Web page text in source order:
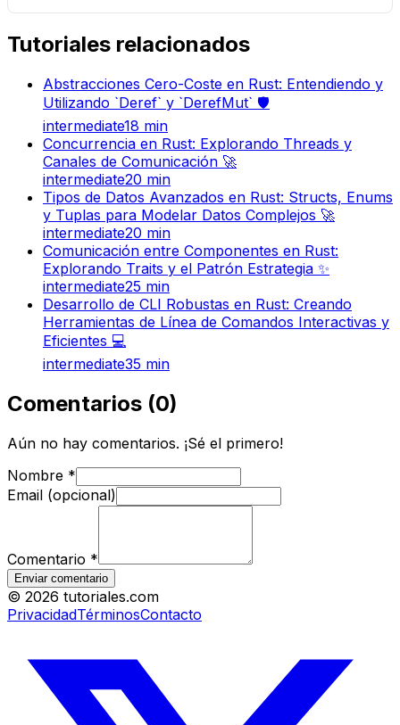
Tutoriales relacionados
Abstracciones Cero-Coste en Rust: Entendiendo y
Utilizando `Deref` y `DerefMut` 🛡️
intermediate18 min
Concurrencia en Rust: Explorando Threads y
Canales de Comunicación 🚀
intermediate20 min
Tipos de Datos Avanzados en Rust: Structs, Enums
y Tuplas para Modelar Datos Complejos 🚀
intermediate20 min
Comunicación entre Componentes en Rust:
Explorando Traits y el Patrón Estrategia ✨
intermediate25 min
Desarrollo de CLI Robustas en Rust: Creando
Herramientas de Línea de Comandos Interactivas y
Eficientes 💻
intermediate35 min
Comentarios (0)
Aún no hay comentarios. ¡Sé el primero!
Nombre *
Email (opcional)
Comentario *
Enviar comentario
© 2026 tutoriales.com
PrivacidadTérminosContacto